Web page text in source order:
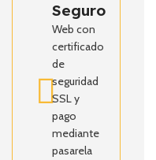
Seguro
Web con
certificado
de
seguridad
SSL y
pago
mediante
pasarela